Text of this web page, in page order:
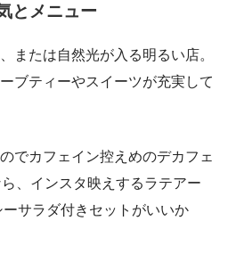
とメニュー
または自然光が入る明るい店。
ブティーやスイーツが充実して
でカフェイン控えめのデカフェ
、インスタ映えするラテアー
ーサラダ付きセットがいいか